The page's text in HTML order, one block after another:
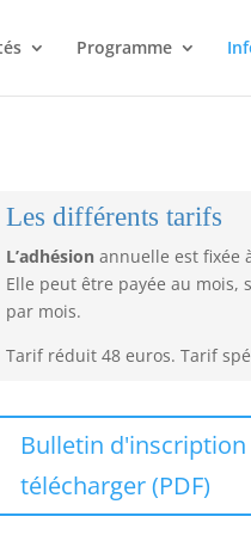
Programme
Les différents tarifs
L’adhésion annuelle est fixée
Elle peut être payée au mois,
par mois.
Tarif réduit 48 euros. Tarif
Bulletin d'inscription
télécharger (PDF)